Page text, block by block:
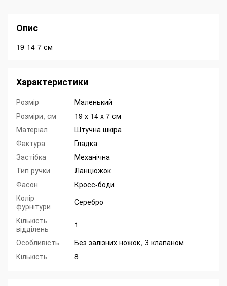
Опис
19-14-7 см
Характеристики
Розмір
Маленький
Розміри, см
19 х 14 х 7 см
Матеріал
Штучна шкіра
Фактура
Гладка
Застібка
Механічна
Тип ручки
Ланцюжок
Фасон
Кросс-боди
Колір
фурнітури
Серебро
Кількість
відділень
1
Особливість
Без залізних ножок, З клапаном
Кількість
8